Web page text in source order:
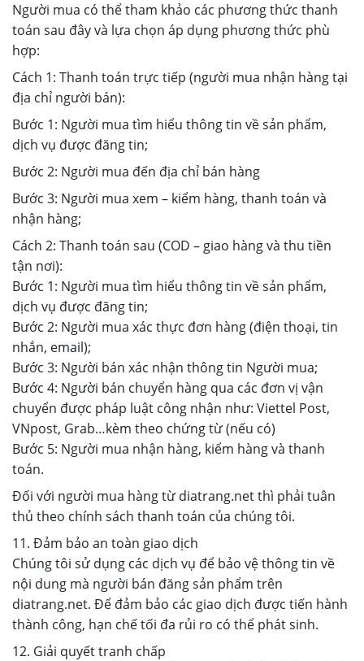
Người mua có thể tham khảo các phương thức thanh
toán sau đây và lựa chọn áp dụng phương thức phù
hợp:
Cách 1: Thanh toán trực tiếp (người mua nhận hàng tại
địa chỉ người bán):
Bước 1: Người mua tìm hiểu thông tin về sản phẩm,
dịch vụ được đăng tin;
Bước 2: Người mua đến địa chỉ bán hàng
Bước 3: Người mua xem – kiểm hàng, thanh toán và
nhận hàng;
Cách 2: Thanh toán sau (COD – giao hàng và thu tiền
tận nơi):
Bước 1: Người mua tìm hiểu thông tin về sản phẩm,
dịch vụ được đăng tin;
Bước 2: Người mua xác thực đơn hàng (điện thoại, tin
nhắn, email);
Bước 3: Người bán xác nhận thông tin Người mua;
Bước 4: Người bán chuyển hàng qua các đơn vị vận
chuyển được pháp luật công nhận như: Viettel Post,
VNpost, Grab…kèm theo chứng từ (nếu có)
Bước 5: Người mua nhận hàng, kiểm hàng và thanh
toán.
Đối với người mua hàng từ diatrang.net thì phải tuân
thủ theo chính sách thanh toán của chúng tôi.
11. Đảm bảo an toàn giao dịch
Chúng tôi sử dụng các dịch vụ để bảo vệ thông tin về
nội dung mà người bán đăng sản phẩm trên
diatrang.net. Để đảm bảo các giao dịch được tiến hành
thành công, hạn chế tối đa rủi ro có thể phát sinh.
12. Giải quyết tranh chấp